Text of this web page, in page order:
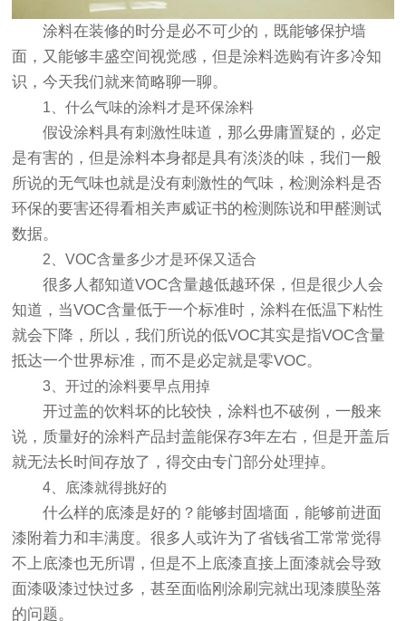
涂料在装修的时分是必不可少的，既能够保护墙
面，又能够丰盛空间视觉感，但是涂料选购有许多冷知
识，今天我们就来简略聊一聊。
1、什么气味的涂料才是环保涂料
假设涂料具有刺激性味道，那么毋庸置疑的，必定
是有害的，但是涂料本身都是具有淡淡的味，我们一般
所说的无气味也就是没有刺激性的气味，检测涂料是否
环保的要害还得看相关声威证书的检测陈说和甲醛测试
数据。
2、VOC含量多少才是环保又适合
很多人都知道VOC含量越低越环保，但是很少人会
知道，当VOC含量低于一个标准时，涂料在低温下粘性
就会下降，所以，我们所说的低VOC其实是指VOC含量
抵达一个世界标准，而不是必定就是零VOC。
3、开过的涂料要早点用掉
开过盖的饮料坏的比较快，涂料也不破例，一般来
说，质量好的涂料产品封盖能保存3年左右，但是开盖后
就无法长时间存放了，得交由专门部分处理掉。
4、底漆就得挑好的
什么样的底漆是好的？能够封固墙面，能够前进面
漆附着力和丰满度。很多人或许为了省钱省工常常觉得
不上底漆也无所谓，但是不上底漆直接上面漆就会导致
面漆吸漆过快过多，甚至面临刚涂刷完就出现漆膜坠落
的问题。